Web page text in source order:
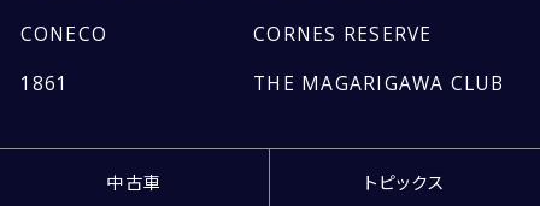
CONECO
CORNES RESERVE
1861
THE MAGARIGAWA CLUB
中古車 トピックス